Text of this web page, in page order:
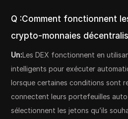
Q :Comment fonctionnent
crypto-monnaies
Un:Les DEX fonctionnent en
intelligents pour exécuter
lorsque certaines conditions sont
connectent leurs portefeuilles
sélectionnent les jetons qu’ils